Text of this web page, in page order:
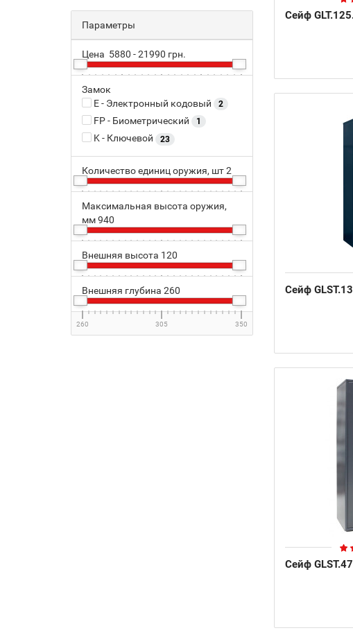
Параметры
Цена 5880 -21990 грн.
5880
Замок
E - Электронный кодовый
2
FP - Биометрический 1
K - Ключевой 23
Количество единиц оружия, шт2
2 7
Максимальная высота оружия,
мм940
940 1200
Внешняя высота 120
120 816
Внешняя глубина 260
260 305 350
Сейф
Сейф
Сейф